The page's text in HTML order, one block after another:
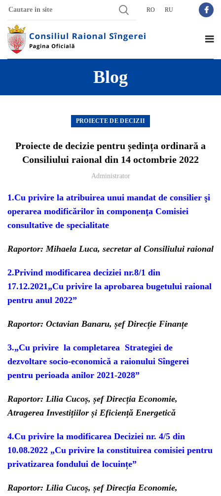
RO RU
Blog
PROIECTE DE DECIZII
Proiecte de decizie pentru ședința ordinară a
Consiliului raional din 14 octombrie 2022
Administrator
1.Cu privire la atribuirea unui mandat de consilier şi
operarea modificărilor în componenţa Comisiei
consultative de specialitate
Raportor: Mihaela Luca, secretar al Consiliului raional
2.Privind modificarea deciziei nr.8/1 din
17.12.2021„Cu privire la aprobarea bugetului raional
pentru anul 2022”
Raportor: Octavian Banaru, șef Direcție Finanțe
3.„Cu privire la completarea Strategiei de
dezvoltare socio-economică a raionului Sîngerei
pentru perioada anilor 2021-2028”
Raportor: Lilia Cucoș, șef Direcția Economie,
Atragerea Investițiilor și Eficiență Energetică
4.Cu privire la modificarea Deciziei nr. 4/5 din
10.08.2022 „Cu privire la constituirea comisiei pentru
privatizarea fondului de locuințe”
Raportor: Lilia Cucoș, șef Direcția Economie,